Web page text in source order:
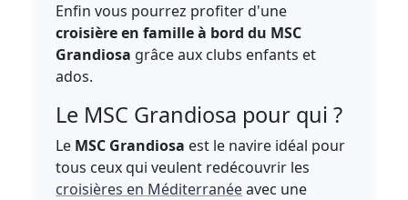
Enfin vous pourrez profiter d'une
croisière en famille à bord du MSC
Grandiosa grâce aux clubs enfants et
ados.
Le MSC Grandiosa pour qui ?
Le MSC Grandiosa est le navire idéal pour
tous ceux qui veulent redécouvrir les
croisières en Méditerranéeavec une